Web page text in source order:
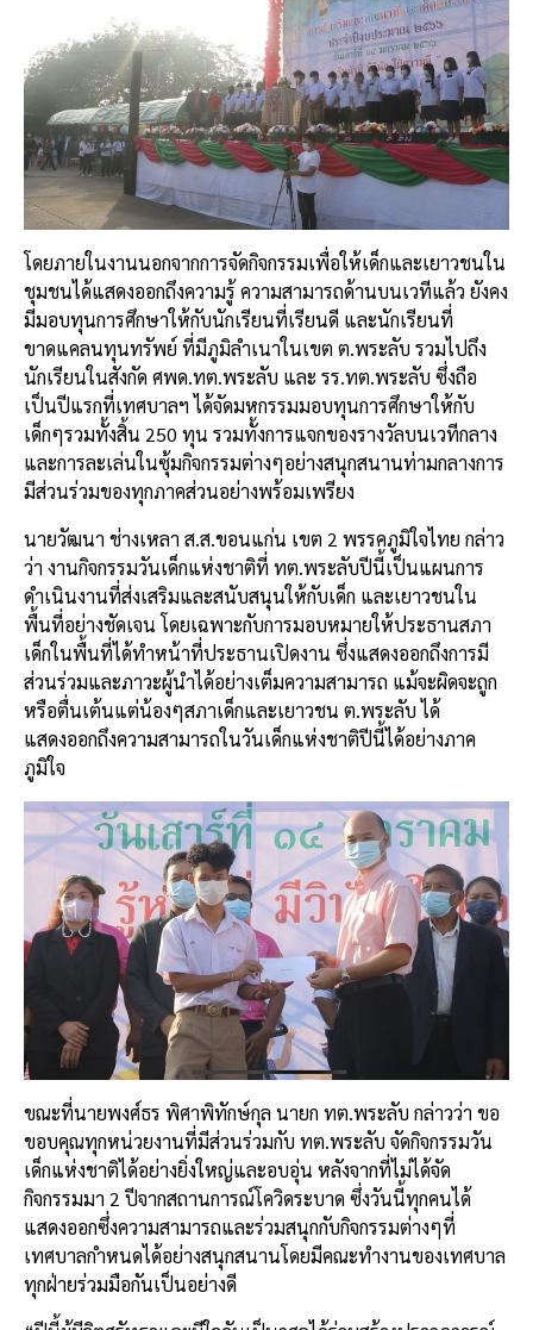
โดยภายในงานนอกจากการจัดกิจกรรมเพื่อให้เด็กและเยาวชนใน
ชุมชนได้แสดงออกถึงความรู้ ความสามารถด้านบนเวทีแล้ว ยังคง
มีมอบทุนการศึกษาให้กับนักเรียนที่เรียนดี และนักเรียนที่
ขาดแคลนทุนทรัพย์ ที่มีภูมิลำเนาในเขต ต.พระลับ รวมไปถึง
นักเรียนในสังกัด ศพด.ทต.พระลับ และ รร.ทต.พระลับ ซึ่งถือ
เป็นปีแรกที่เทศบาลฯ ได้จัดมหกรรมมอบทุนการศึกษาให้กับ
เด็กๆรวมทั้งสิ้น 250 ทุน รวมทั้งการแจกของรางวัลบนเวทีกลาง
และการละเล่นในซุ้มกิจกรรมต่างๆอย่างสนุกสนานท่ามกลางการ
มีส่วนร่วมของทุกภาคส่วนอย่างพร้อมเพรียง
นายวัฒนา ช่างเหลา ส.ส.ขอนแก่น เขต 2 พรรคภูมิใจไทย กล่าว
ว่า งานกิจกรรมวันเด็กแห่งชาติที่ ทต.พระลับปีนี้เป็นแผนการ
ดำเนินงานที่ส่งเสริมและสนับสนุนให้กับเด็ก และเยาวชนใน
พื้นที่อย่างชัดเจน โดยเฉพาะกับการมอบหมายให้ประธานสภา
เด็กในพื้นที่ได้ทำหน้าที่ประธานเปิดงาน ซึ่งแสดงออกถึงการมี
ส่วนร่วมและภาวะผู้นำได้อย่างเต็มความสามารถ แม้จะผิดจะถูก
หรือตื่นเต้นแต่น้องๆสภาเด็กและเยาวชน ต.พระลับ ได้
แสดงออกถึงความสามารถในวันเด็กแห่งชาติปีนี้ได้อย่างภาค
ภูมิใจ
ขณะที่นายพงศ์ธร พิศาพิทักษ์กุล นายก ทต.พระลับ กล่าวว่า ขอ
ขอบคุณทุกหน่วยงานที่มีส่วนร่วมกับ ทต.พระลับ จัดกิจกรรมวัน
เด็กแห่งชาติได้อย่างยิ่งใหญ่และอบอุ่น หลังจากที่ไม่ได้จัด
กิจกรรมมา 2ปีจากสถานการณ์โควิดระบาด ซึ่งวันนี้ทุกคนได้
แสดงออกซึ่งความสามารถและร่วมสนุกกับกิจกรรมต่างๆที่
เทศบาลกำหนดได้อย่างสนุกสนานโดยมีคณะทำงานของเทศบาล
ทุกฝ่ายร่วมมือกันเป็นอย่างดี